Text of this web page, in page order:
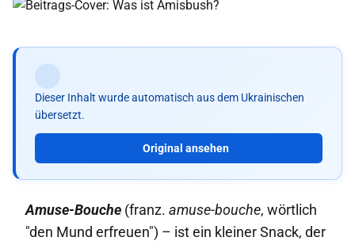
Dieser Inhalt wurde automatisch aus dem Ukrainischen
übersetzt.
Original ansehen
Amuse-Bouche (franz. amuse-bouche, wörtlich
"den Mund erfreuen") – ist ein kleiner Snack, der